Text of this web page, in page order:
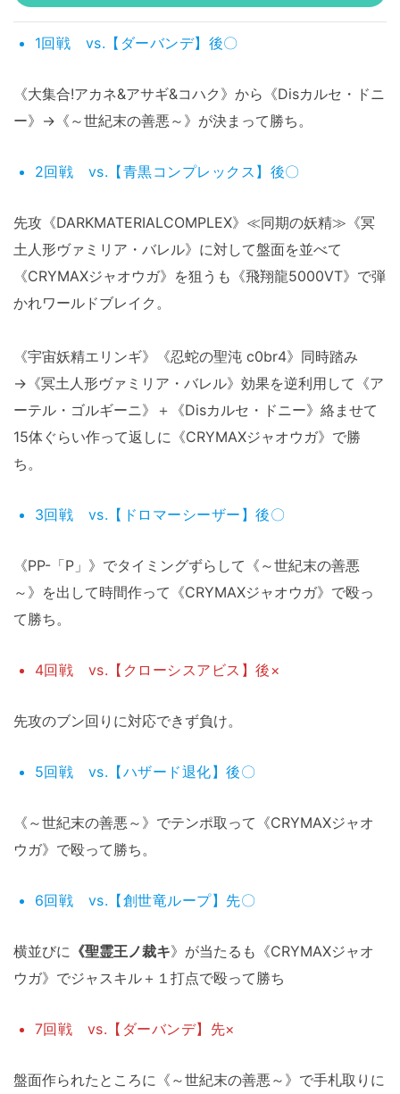
1回戦 vs.【ダーバンデ】後〇
《大集合!アカネ&アサギ&コハク》から《Disカルセ・ドニ
ー》→《～世紀末の善悪～》が決まって勝ち。
2回戦 vs.【青黒コンプレックス】後〇
先攻《DARKMATERIALCOMPLEX》≪同期の妖精≫《冥
土人形ヴァミリア・バレル》に対して盤面を並べて
《CRYMAXジャオウガ》を狙うも《飛翔龍5000VT》で弾
かれワールドブレイク。
《宇宙妖精エリンギ》《忍蛇の聖沌 c0br4》同時踏み
→《冥土人形ヴァミリア・バレル》効果を逆利用して《ア
ーテル・ゴルギーニ》＋《Disカルセ・ドニー》絡ませて
15体ぐらい作って返しに《CRYMAXジャオウガ》で勝
ち。
3回戦 vs.【ドロマーシーザー】後〇
《PP-「P」》でタイミングずらして《～世紀末の善悪
～》を出して時間作って《CRYMAXジャオウガ》で殴っ
て勝ち。
4回戦 vs.【クローシスアビス】後×
先攻のブン回りに対応できず負け。
5回戦 vs.【ハザード退化】後〇
《～世紀末の善悪～》でテンポ取って《CRYMAXジャオ
ウガ》で殴って勝ち。
6回戦 vs.【創世竜ループ】先〇
横並びに 《聖霊王ノ裁キ》が当たるも《CRYMAXジャオ
ウガ》でジャスキル＋１打点で殴って勝ち
7回戦 vs.【ダーバンデ】先×
盤面作られたところに《～世紀末の善悪～》で手札取りに